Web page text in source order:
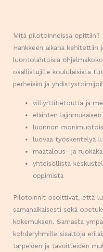
Mitä pilotoinneissa opittiin?
Hankkeen aikana kehitettiin
luontolähtöisiä
osallistujille koululaisista
perheisiin ja
villiyrttitietoutta ja
eläinten
luonnon
luovaa työskentelyä
maatalous- ja
yhteisöllistä
oppimista
Pilotoinnit osoittivat, että
samanaikaisesti sekä
kokemuksen. Samasta
kohderyhmille sisältöjä
tarpeiden ja tavoitteiden